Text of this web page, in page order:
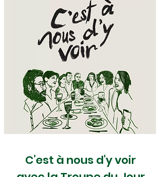
C'est à nous d'y voir